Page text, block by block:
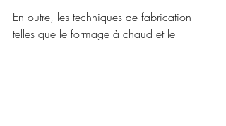
En outre, les techniques de fabrication
telles que le formage à chaud et le